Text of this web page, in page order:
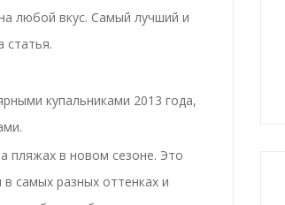
любой вкус. Самый лучший и
купальниками 2013 года,
пляжах в новом сезоне. Это
самых разных оттенках и